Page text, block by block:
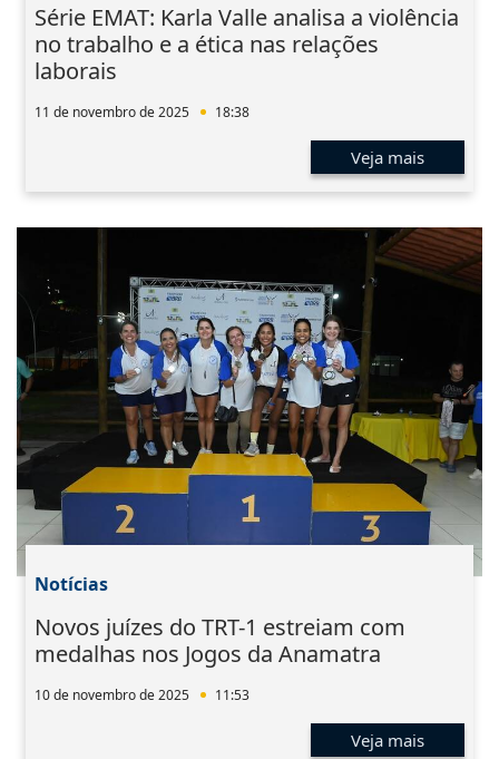
Série EMAT: Karla Valle analisa a violência
no trabalho e a ética nas relações
laborais
11 de novembro de 2025 18:38
Veja mais
Notícias
Novos juízes do TRT-1 estreiam com
medalhas nos Jogos da Anamatra
10 de novembro de 2025 11:53
Veja mais